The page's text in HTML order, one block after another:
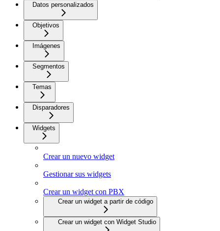
Datos personalizados
Objetivos
Imágenes
Segmentos
Temas
Disparadores
Widgets
Crear un nuevo widget
Gestionar sus widgets
Crear un widget con PBX
Crear un widget a partir de código
Crear un widget con Widget Studio